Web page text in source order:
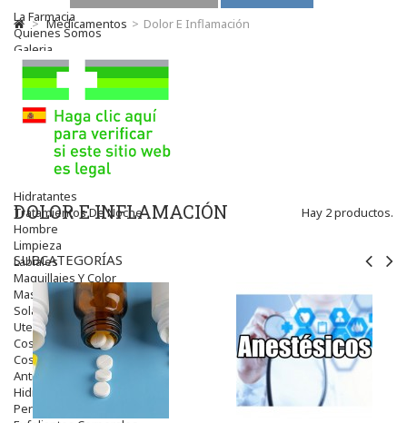
La Farmacia
Quienes Somos
Galeria
Servicios
Cosmética
Cosmética Facial
Antiacné
Antiedad
Contorno De Ojos
Despigmentantes
Exfoliantes
Hidratantes
Tratamientos De Noche
Hombre
Limpieza
Labiales
Maquillajes Y Color
Mascarillas
Solares
Utensilios
Cosmética Capilar
Cosmética Corporal
Anticelulíticos
Hidratantes Corporales
Perfumes Y Colonias
> Medicamentos > Dolor E Inflamación
DOLOR E INFLAMACIÓN Hay 2 productos.
SUBCATEGORÍAS